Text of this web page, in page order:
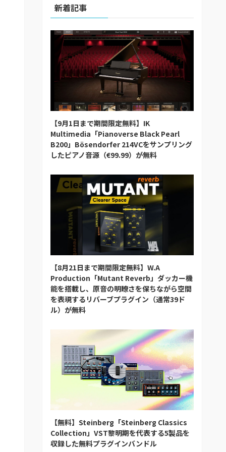
新着記事
【9月1日まで期間限定無料】IK
Multimedia「Pianoverse Black Pearl
B200」Bösendorfer 214VCをサンプリング
したピアノ音源（€99.99）が無料
【8月21日まで期間限定無料】W.A
Production「Mutant Reverb」ダッカー機
能を搭載し、原音の明瞭さを保ちながら空間
を表現するリバーブプラグイン（通常39ド
ル）が無料
【無料】Steinberg「Steinberg Classics
Collection」VST黎明期を代表する5製品を
収録した無料プラグインバンドル